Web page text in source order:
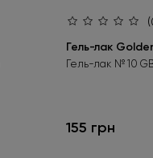
Гель-лак
Гель-лак № 10
155 грн